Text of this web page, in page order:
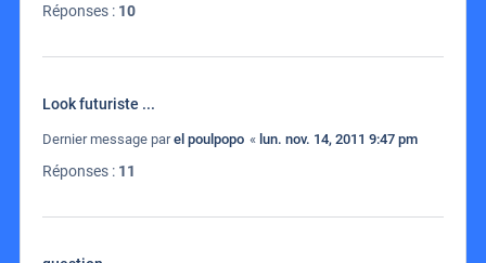
Réponses : 10
Look futuriste ...
Dernier message parel poulpopo « lun. nov. 14, 2011 9:47 pm
Réponses : 11